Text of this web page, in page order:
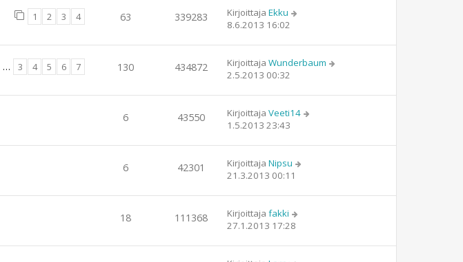
1 2 3 4 63 339283 Kirjoittaja Ekku
8.6.2013 16:02
… 3 4 5 6 7 130 434872 Kirjoittaja Wunderbaum
2.5.2013 00:32
6 43550 Kirjoittaja Veeti14
1.5.2013 23:43
6 42301 Kirjoittaja Nipsu
21.3.2013 00:11
18 111368 Kirjoittaja fakki
27.1.2013 17:28